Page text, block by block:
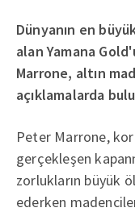
Dünyanın en
alan Yamana
Marrone, altın
açıklamalarda
Peter Marrone,
gerçekleşen
zorlukların büyük
ederken